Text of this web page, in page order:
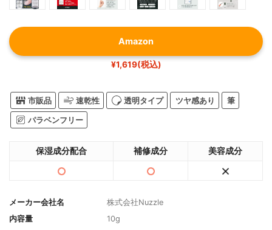
Amazon
¥1,619(税込)
市販品 速乾性 透明タイプ ツヤ感あり 筆
パラベンフリー
保湿成分配合 補修成分 美容成分
メーカー会社名
株式会社Nuzzle
内容量
10g